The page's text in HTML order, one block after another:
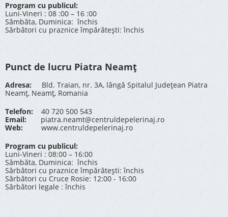
Program cu publicul:
Luni-Vineri : 08 :00 – 16 :00
Sâmbăta, Duminica: închis
Sărbători cu praznice împărătești: închis
Punct de lucru Piatra Neamț
Adresa: Bld. Traian, nr. 3A, lângă Spitalul Județean Piatra
Neamț, Neamț, Romania
Telefon:40 720 500 543
Email:
piatra.neamt@centruldepelerinaj.ro
Web:
www.centruldepelerinaj.ro
Program cu publicul:
Luni-Vineri : 08:00 – 16:00
Sâmbăta, Duminica: închis
Sărbători cu praznice împărătești: închis
Sărbători cu Cruce Rosie: 12:00 - 16:00
Sărbători legale : închis